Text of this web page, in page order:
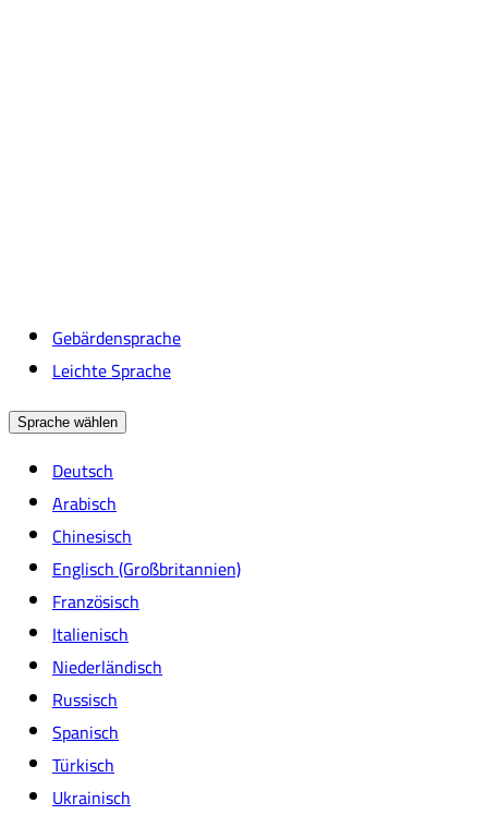
Gebärdensprache
Leichte Sprache
Sprache wählen
Deutsch
Arabisch
Chinesisch
Englisch (Großbritannien)
Französisch
Italienisch
Niederländisch
Russisch
Spanisch
Türkisch
Ukrainisch